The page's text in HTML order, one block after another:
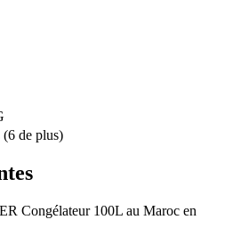
(6 de plus)
Congélateur 100L au Maroc en